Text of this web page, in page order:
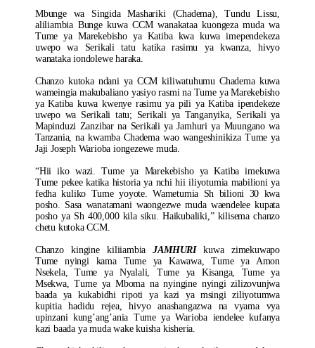
Mbunge wa Singida Mashariki (Chadema), Tundu Lissu,
aliliambia Bunge kuwa CCM wanakataa kuongeza muda wa
Tume ya Marekebisho ya Katiba kwa kuwa imependekeza
uwepo wa Serikali tatu katika rasimu ya kwanza, hivyo
wanataka iondolewe haraka.
Chanzo kutoka ndani ya CCM kiliwatuhumu Chadema kuwa
wameingia makubaliano yasiyo rasmi na Tume ya Marekebisho
ya Katiba kuwa kwenye rasimu ya pili ya Katiba ipendekeze
uwepo wa Serikali tatu; Serikali ya Tanganyika, Serikali ya
Mapinduzi Zanzibar na Serikali ya Jamhuri ya Muungano wa
Tanzania, na kwamba Chadema wao wangeshinikiza Tume ya
Jaji Joseph Warioba iongezewe muda.
“Hii iko wazi. Tume ya Marekebisho ya Katiba imekuwa
Tume pekee katika historia ya nchi hii iliyotumia mabilioni ya
fedha kuliko Tume yoyote. Wametumia Sh bilioni 30 kwa
posho. Sasa wanatamani waongezwe muda waendelee kupata
posho ya Sh 400,000 kila siku. Haikubaliki,” kilisema chanzo
chetu kutoka CCM.
Chanzo kingine kiliiambiaJAMHURIkuwa zimekuwapo
Tume nyingi kama Tume ya Kawawa, Tume ya Amon
Nsekela, Tume ya Nyalali, Tume ya Kisanga, Tume ya
Msekwa, Tume ya Mboma na nyingine nyingi zilizovunjwa
baada ya kukabidhi ripoti ya kazi ya msingi ziliyotumwa
kupitia hadidu rejea, hivyo anashangazwa na vyama vya
upinzani kung’ang’ania Tume ya Warioba iendelee kufanya
kazi baada ya muda wake kuisha kisheria.